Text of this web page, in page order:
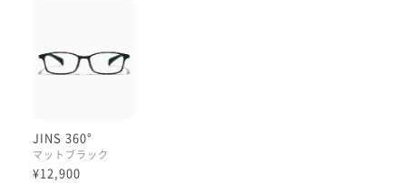
JINS 360°
マットブラック
¥12,900